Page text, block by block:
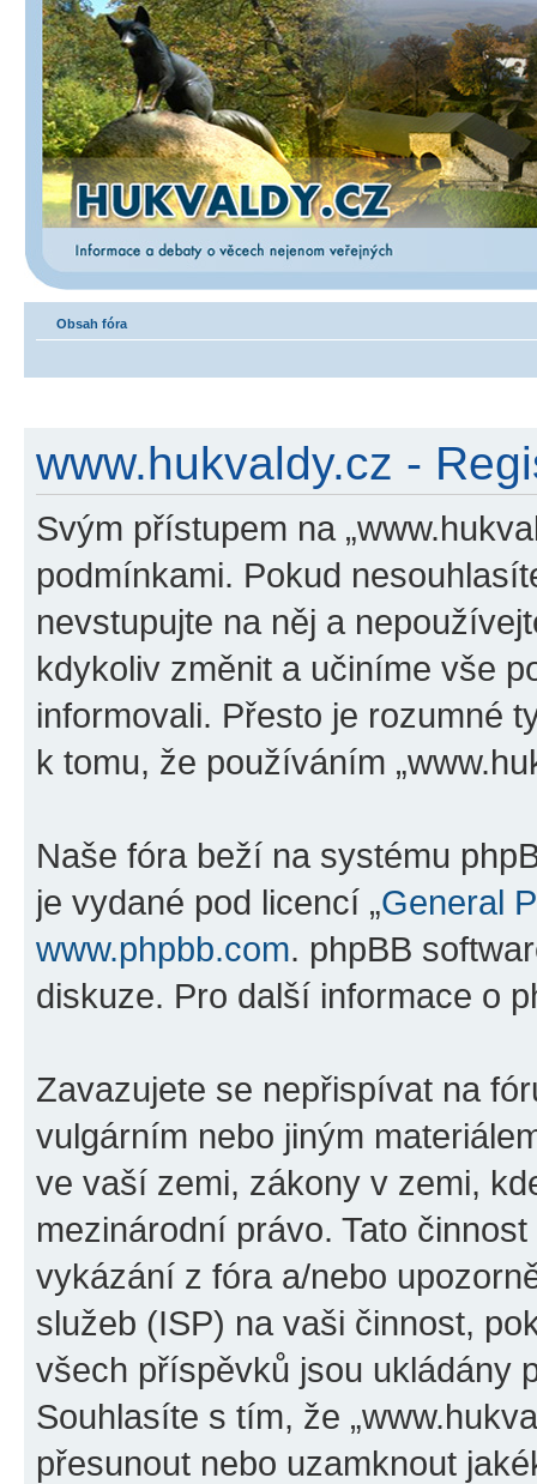
Obsah fóra
www.hukvaldy.cz -
Svým přístupem na
podmínkami. Pokud
nevstupujte na něj a
kdykoliv změnit a učiníme vše
informovali. Přesto je rozumné
k tomu, že používáním
Naše fóra beží na systému
je vydané pod licencí „General
www.phpbb.com. phpBB
diskuze. Pro další informace o
Zavazujete se nepřispívat na
vulgárním nebo jiným
ve vaší zemi, zákony v zemi,
mezinárodní právo. Tato
vykázání z fóra a/nebo
služeb (ISP) na vaši činnost,
všech příspěvků jsou ukládány
Souhlasíte s tím, že
přesunout nebo uzamknout